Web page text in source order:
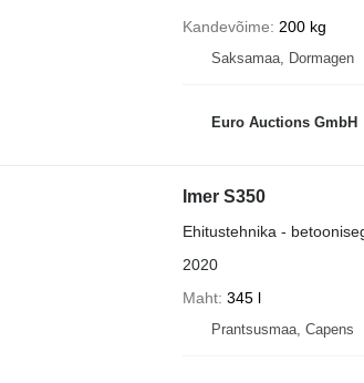
Kandevõime
200 kg
Saksamaa, Dormagen
Euro Auctions GmbH
Imer S350
Ehitustehnika -
2020
Maht 345 l
Prantsusmaa, Capens